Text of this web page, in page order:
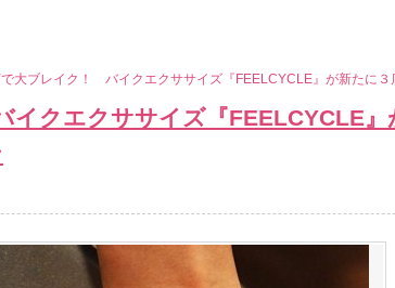
で大ブレイク！ バイクエクササイズ『FEELCYCLE』が新たに３
クエクササイズ『FEELCYCLE』